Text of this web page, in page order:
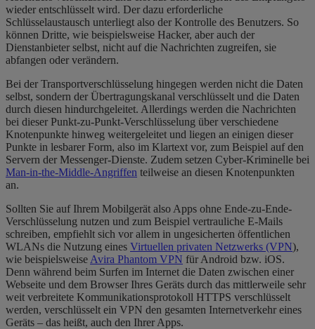
wieder entschlüsselt wird. Der dazu erforderliche
Schlüsselaustausch unterliegt also der Kontrolle des Benutzers. So
können Dritte, wie beispielsweise Hacker, aber auch der
Dienstanbieter selbst, nicht auf die Nachrichten zugreifen, sie
abfangen oder verändern.
Bei der Transportverschlüsselung hingegen werden nicht die Daten
selbst, sondern der Übertragungskanal verschlüsselt und die Daten
durch diesen hindurchgeleitet. Allerdings werden die Nachrichten
bei dieser Punkt-zu-Punkt-Verschlüsselung über verschiedene
Knotenpunkte hinweg weitergeleitet und liegen an einigen dieser
Punkte in lesbarer Form, also im Klartext vor, zum Beispiel auf den
Servern der Messenger-Dienste. Zudem setzen Cyber-Kriminelle bei
Man-in-the-Middle-Angriffen teilweise an diesen Knotenpunkten
an.
Sollten Sie auf Ihrem Mobilgerät also Apps ohne Ende-zu-Ende-
Verschlüsselung nutzen und zum Beispiel vertrauliche E-Mails
schreiben, empfiehlt sich vor allem in ungesicherten öffentlichen
WLANs die Nutzung eines Virtuellen privaten Netzwerks (VPN),
wie beispielsweise Avira Phantom VPN für Android bzw. iOS.
Denn während beim Surfen im Internet die Daten zwischen einer
Webseite und dem Browser Ihres Geräts durch das mittlerweile sehr
weit verbreitete Kommunikationsprotokoll HTTPS verschlüsselt
werden, verschlüsselt ein VPN den gesamten Internetverkehr eines
Geräts – das heißt, auch den Ihrer Apps.